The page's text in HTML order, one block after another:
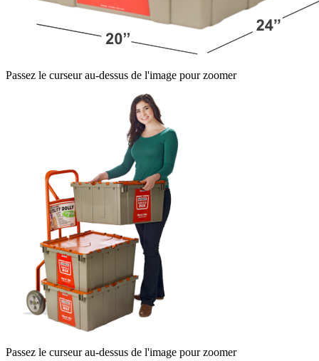
Passez le curseur au-dessus de l'image pour zoomer
Passez le curseur au-dessus de l'image pour zoomer